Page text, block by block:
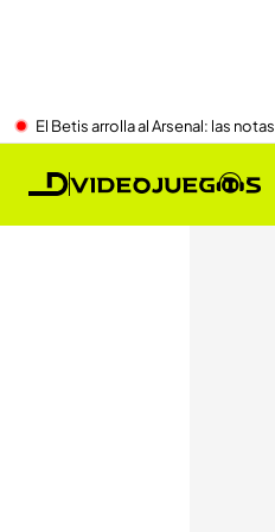
El Betis arrolla al Arsenal: las notas